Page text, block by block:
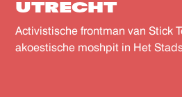
UTRECHT
Activistische frontman van Stick
akoestische moshpit in Het